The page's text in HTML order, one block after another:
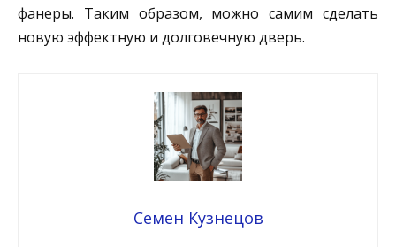
фанеры. Таким образом, можно самим сделать
новую эффектную и долговечную дверь.
Семен Кузнецов